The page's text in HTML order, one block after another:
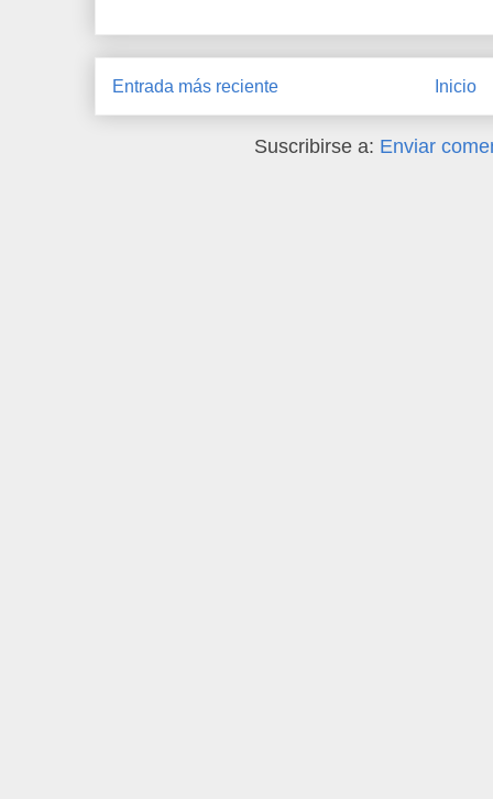
Entrada más reciente Inicio
Suscribirse a: Enviar